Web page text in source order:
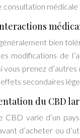
consultation
bien
modifications de
vous prenez
secondaires
du CBD
CBD varie d’un
d’acheter ou